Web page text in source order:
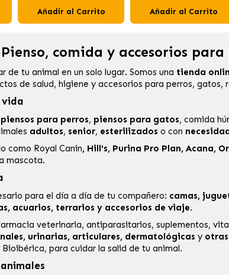
Añadir al Carrito Añadir al Carrito
comida y accesorios
tu animal en un solo lugar. Somos una tienda
de salud, higiene y accesorios para perros, gatos,
piensos para perros, piensos para gatos, comida
adultos, senior, esterilizados o con
como Royal Canin, Hill's, Purina Pro Plan, Acana,
mascota.
para el día a día de tu compañero: camas,
acuarios, terrarios y accesorios de viaje.
veterinaria, antiparasitarios, suplementos,
urinarias, articulares, dermatológicas y
Bioibérica, para cuidar la salid de tu animal.